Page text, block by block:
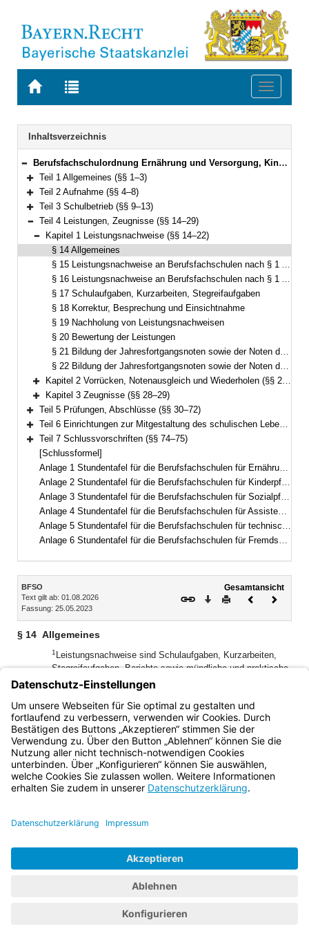
Zur
BAYERN.RECHT
Zur
letzten
Suche
Toggle
Navigation
Inhaltsverzeichnis
Bereich reduzieren
Berufsfachschulordnung Ernährung und Versorgung, Kinderpflege, Sozialpflege, Hotel- und Tourismusmanagement, Informatik und Fremdsprachenberufe (Berufsfachschulordnung – BFSO) Vom 25. Mai 2023 (GVBl. S. 257) BayRS 2236-4-1-9-K (§§ 1–75)
Bereich erweitern
Teil 1 Allgemeines (§§ 1–3)
Bereich erweitern
Teil 2 Aufnahme (§§ 4–8)
Bereich erweitern
Teil 3 Schulbetrieb (§§ 9–13)
Bereich reduzieren
Teil 4 Leistungen, Zeugnisse (§§ 14–29)
Bereich reduzieren
Kapitel 1 Leistungsnachweise (§§ 14–22)
§ 14 Allgemeines
§ 15 Leistungsnachweise an Berufsfachschulen nach § 1 Abs. 1 Satz 1 Nr. 1 bis 5
§ 16 Leistungsnachweise an Berufsfachschulen nach § 1 Abs. 1 Satz 1 Nr. 6
§ 17 Schulaufgaben, Kurzarbeiten, Stegreifaufgaben
§ 18 Korrektur, Besprechung und Einsichtnahme
§ 19 Nachholung von Leistungsnachweisen
§ 20 Bewertung der Leistungen
§ 21 Bildung der Jahresfortgangsnoten sowie der Noten des Zwischenzeugnisses an Berufsfachschulen nach § 1 Abs. 1 Satz 1 Nr. 1 bis 5
§ 22 Bildung der Jahresfortgangsnoten sowie der Noten des Zwischenzeugnisses an Berufsfachschulen nach § 1 Abs. 1 Satz 1 Nr. 6
Bereich erweitern
Kapitel 2 Vorrücken, Notenausgleich und Wiederholen (§§ 23–27)
Bereich erweitern
Kapitel 3 Zeugnisse (§§ 28–29)
Bereich erweitern
Teil 5 Prüfungen, Abschlüsse (§§ 30–72)
Bereich erweitern
Teil 6 Einrichtungen zur Mitgestaltung des schulischen Lebens (§ 73)
Bereich erweitern
Teil 7 Schlussvorschriften (§§ 74–75)
[Schlussformel]
Anlage 1 Stundentafel für die Berufsfachschulen für Ernährung und Versorgung
Anlage 2 Stundentafel für die Berufsfachschulen für Kinderpflege
Anlage 3 Stundentafel für die Berufsfachschulen für Sozialpflege
Anlage 4 Stundentafel für die Berufsfachschulen für Assistenten für Hotel- und Tourismusmanagement
Anlage 5 Stundentafel für die Berufsfachschulen für technische Assistenten für Informatik
Anlage 6 Stundentafel für die Berufsfachschulen für Fremdsprachenberufe
Inhalt
BFSO
Text gilt ab: 01.08.2026
Fassung: 25.05.2023
Gesamtansicht
Download
DruckenVorheriges
§ 14 Allgemeines
1 Leistungsnachweise sind Schulaufgaben, Kurzarbeiten,
Stegreifaufgaben, Berichte sowie mündliche und praktische
Leistungen. Mündliche Leistungsnachweise sind
Rechenschaftsablagen und Unterrichtsbeiträge.
Leistungsnachweise sind möglichst gleichmäßig über das
Schuljahr zu verteilen.
Bayern.de
BayernPortal
Impressum